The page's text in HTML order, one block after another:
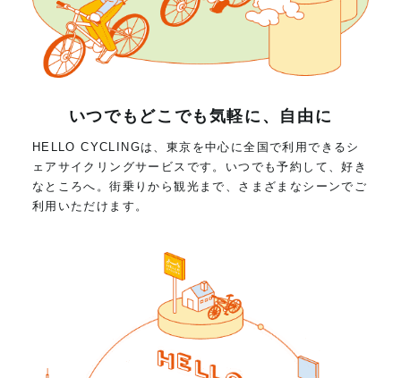
いつでもどこでも気軽に、自由に
HELLO CYCLINGは、東京を中心に全国で利用できるシ
ェアサイクリングサービスです。いつでも予約して、好き
なところへ。街乗りから観光まで、さまざまなシーンでご
利用いただけます。